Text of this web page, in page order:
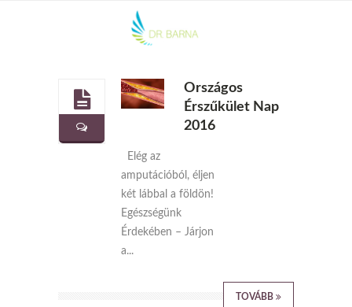
Országos
Érszűkület Nap
2016
Elég az
amputációból, éljen
két lábbal a földön!
Egészségünk
Érdekében – Járjon
a...
TOVÁBB